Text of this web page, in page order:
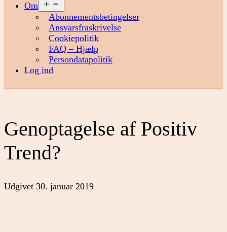
Om
menu
Abonnementsbetingelser
Ansvarsfraskrivelse
Cookiepolitik
FAQ – Hjælp
Persondatapolitik
Log ind
Genoptagelse af Positiv
Trend?
Udgivet 30. januar 2019